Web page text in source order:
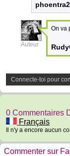
26
Auteur
On va
Connecte-toi pour
0 Commentaires
Français
Il n'y a encore aucun
Commenter sur